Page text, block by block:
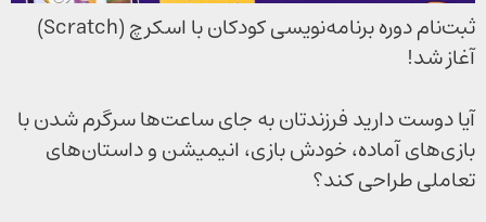
ثبت‌نام دوره برنامه‌نویسی کودکان با اسکرچ (Scratch)
آغاز شد!
آیا دوست دارید فرزندتان به جای ساعت‌ها سرگرم شدن با
بازی‌های آماده، خودش بازی، انیمیشن و داستان‌های
تعاملی طراحی کند؟